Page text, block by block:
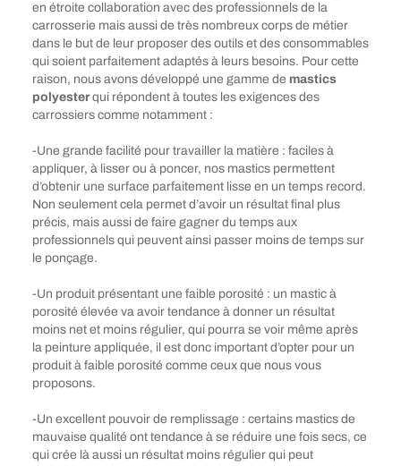
en étroite collaboration avec des professionnels de la
carrosserie mais aussi de très nombreux corps de métier
dans le but de leur proposer des outils et des consommables
qui soient parfaitement adaptés à leurs besoins. Pour cette
raison, nous avons développé une gamme de mastics
polyesterqui répondent à toutes les exigences des
carrossiers comme notamment :
-Une grande facilité pour travailler la matière : faciles à
appliquer, à lisser ou à poncer, nos mastics permettent
d’obtenir une surface parfaitement lisse en un temps record.
Non seulement cela permet d’avoir un résultat final plus
précis, mais aussi de faire gagner du temps aux
professionnels qui peuvent ainsi passer moins de temps sur
le ponçage.
-Un produit présentant une faible porosité : un mastic à
porosité élevée va avoir tendance à donner un résultat
moins net et moins régulier, qui pourra se voir même après
la peinture appliquée, il est donc important d’opter pour un
produit à faible porosité comme ceux que nous vous
proposons.
-Un excellent pouvoir de remplissage : certains mastics de
mauvaise qualité ont tendance à se réduire une fois secs, ce
qui crée là aussi un résultat moins régulier qui peut